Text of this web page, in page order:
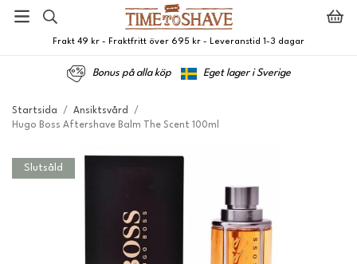
Frakt 49 kr - Fraktfritt över 695 kr - Leveranstid 1-3 dagar
Bonus på alla köp Eget lager i Sverige
Startsida / Ansiktsvård
/
Hugo Boss Aftershave Balm The Scent 100ml
Slutsåld